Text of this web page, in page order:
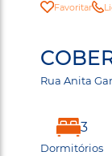
Favoritar
Rua Anita
3
Dormitórios